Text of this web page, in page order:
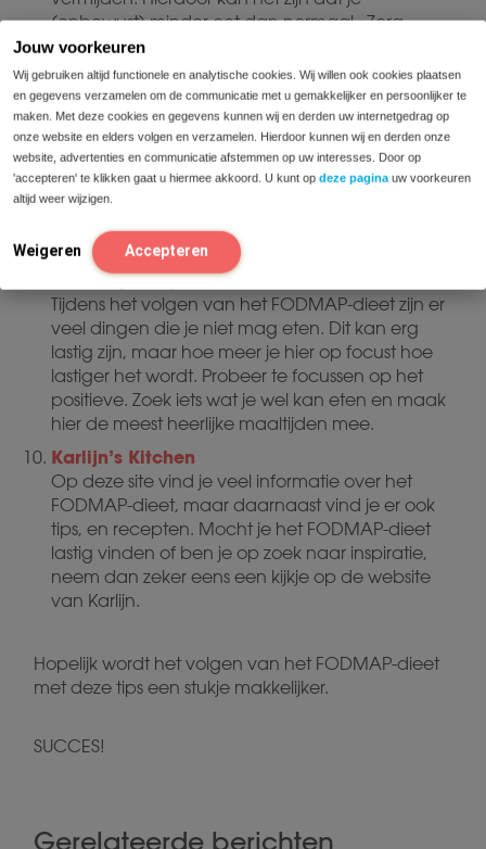
Jouw voorkeuren
Wij gebruiken altijd functionele en analytische cookies. Wij willen ook cookies plaatsen
en gegevens verzamelen om de communicatie met u gemakkelijker en persoonlijker te
maken. Met deze cookies en gegevens kunnen wij en derden uw internetgedrag op
onze website en elders volgen en verzamelen. Hierdoor kunnen wij en derden onze
website, advertenties en communicatie afstemmen op uw interesses. Door op
'accepteren' te klikken gaat u hiermee akkoord. U kunt op deze pagina uw voorkeuren
altijd weer wijzigen.
Weigeren Accepteren
(onbewust) minder eet dan normaal. Zorg
daarom dat je zes eetmomenten per dag hebt,
zodat je meer mogelijkheden hebt tot het eten
van voldoende energie.
Bij vrienden en familie eten
Door aan je vrienden en familie te vertellen
waar je mee bezig bent, kunnen zij rekening met
je houden. Geef aan welke producten je wel en
gezellig samen.
Focus op het positieve
Tijdens het volgen van het FODMAP-dieet zijn er
veel dingen die je niet mag eten. Dit kan erg
lastig zijn, maar hoe meer je hier op focust hoe
lastiger het wordt. Probeer te focussen op het
positieve. Zoek iets wat je wel kan eten en maak
hier de meest heerlijke maaltijden mee.
Karlijn’s Kitchen
Op deze site vind je veel informatie over het
FODMAP-dieet, maar daarnaast vind je er ook
tips, en recepten. Mocht je het FODMAP-dieet
lastig vinden of ben je op zoek naar inspiratie,
neem dan zeker eens een kijkje op de website
van Karlijn.
Hopelijk wordt het volgen van het FODMAP-dieet
met deze tips een stukje makkelijker.
SUCCES!
Gerelateerde berichten